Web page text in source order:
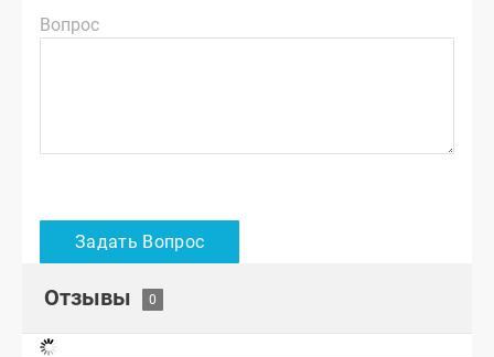
Вопрос
Отзывы